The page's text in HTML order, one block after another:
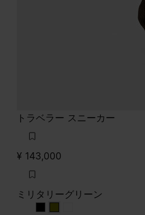
トラベラー スニーカー
¥ 143,000
ミリタリーグリーン
ミリタリーグリーン
ミリタリーグリーン